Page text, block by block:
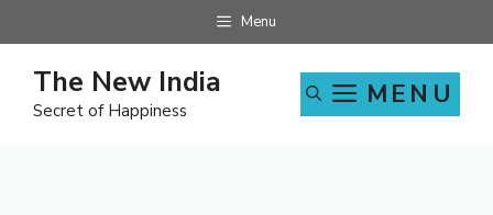
to
content
Menu
The New India
Secret of Happiness MENU